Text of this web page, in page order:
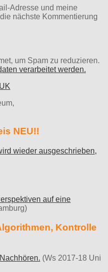
Adresse und meine
nächste Kommentierung
um Spam zu reduzieren.
verarbeitet werden.
NEU!!
wieder ausgeschrieben,
auf eine
Kontrolle
(Ws 2017-18 Uni